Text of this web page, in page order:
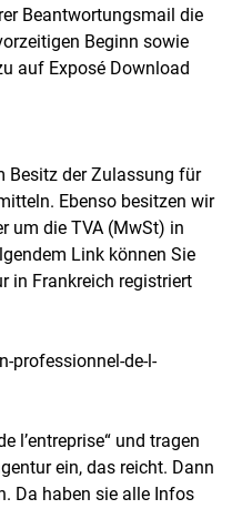
Beantwortungsmail die
Beginn sowie
auf Exposé Download
Besitz der Zulassung für
Ebenso besitzen wir
um die TVA (MwSt) in
Link können Sie
in Frankreich registriert
professionnel-de-l-
l’entreprise“ und tragen
ein, das reicht. Dann
Da haben sie alle Infos